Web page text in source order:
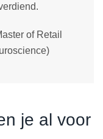
of Retail
je al voor